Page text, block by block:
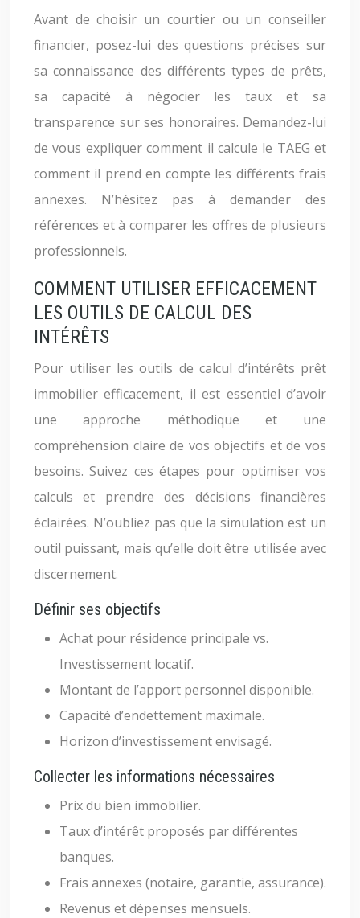
Avant de choisir un courtier ou un conseiller
financier, posez-lui des questions précises sur
sa connaissance des différents types de prêts,
sa capacité à négocier les taux et sa
transparence sur ses honoraires. Demandez-lui
de vous expliquer comment il calcule le TAEG et
comment il prend en compte les différents frais
annexes. N’hésitez pas à demander des
références et à comparer les offres de plusieurs
professionnels.
COMMENT UTILISER EFFICACEMENT
LES OUTILS DE CALCUL DES
INTÉRÊTS
Pour utiliser les outils de calcul d’intérêts prêt
immobilier efficacement, il est essentiel d’avoir
une approche méthodique et une
compréhension claire de vos objectifs et de vos
besoins. Suivez ces étapes pour optimiser vos
calculs et prendre des décisions financières
éclairées. N’oubliez pas que la simulation est un
outil puissant, mais qu’elle doit être utilisée avec
discernement.
Définir ses objectifs
Achat pour résidence principale vs.
Investissement locatif.
Montant de l’apport personnel disponible.
Capacité d’endettement maximale.
Horizon d’investissement envisagé.
Collecter les informations nécessaires
Prix du bien immobilier.
Taux d’intérêt proposés par différentes
banques.
Frais annexes (notaire, garantie, assurance).
Revenus et dépenses mensuels.